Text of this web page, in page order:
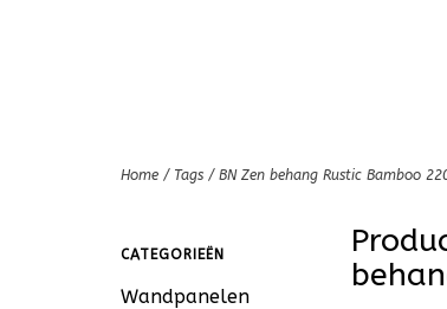
Home / Tags / BN Zen behang Rustic Bamboo
CATEGORIEËN
Wandpanelen